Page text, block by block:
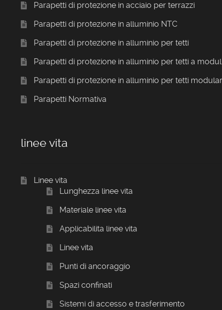
Parapetti di protezione in acciaio per terrazzi
Parapetti di protezione in alluminio NTC
Parapetti di protezione in alluminio per tetti
Parapetti di protezione in alluminio per tetti a
Parapetti di protezione in alluminio per tetti
Parapetti Normativa
linee vita
Linee vita
Lunghezza linee vita
Materiale linee vita
Applicabilita linee vita
Linee vita
Punti di ancoraggio
Spazi confinati
Sistemi di accesso e trasferimento